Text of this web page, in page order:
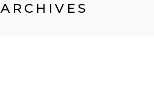
ARCHIVES